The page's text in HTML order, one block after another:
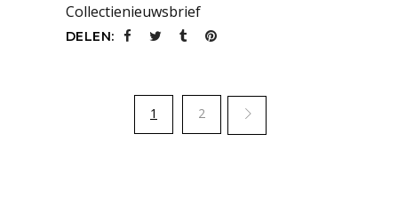
Collectienieuwsbrief
DELEN:
1 2